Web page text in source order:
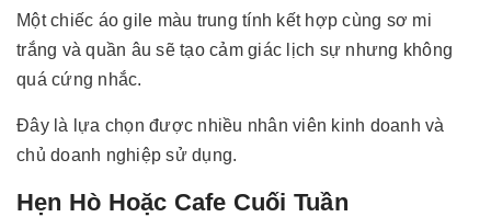
Một chiếc áo gile màu trung tính kết hợp cùng sơ mi
trắng và quần âu sẽ tạo cảm giác lịch sự nhưng không
quá cứng nhắc.
Đây là lựa chọn được nhiều nhân viên kinh doanh và
chủ doanh nghiệp sử dụng.
Hẹn Hò Hoặc Cafe Cuối Tuần